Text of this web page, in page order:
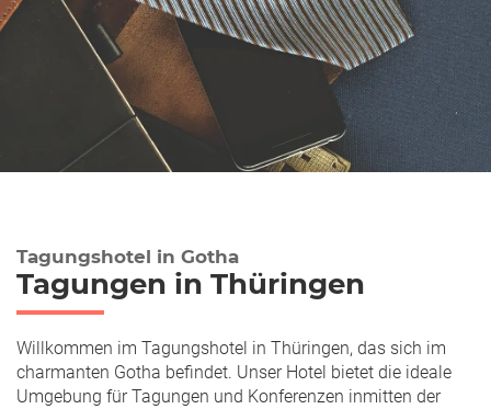
Tagungshotel in Gotha
Tagungen in Thüringen
Willkommen im Tagungshotel in Thüringen, das sich im
charmanten Gotha befindet. Unser Hotel bietet die ideale
Umgebung für Tagungen und Konferenzen inmitten der